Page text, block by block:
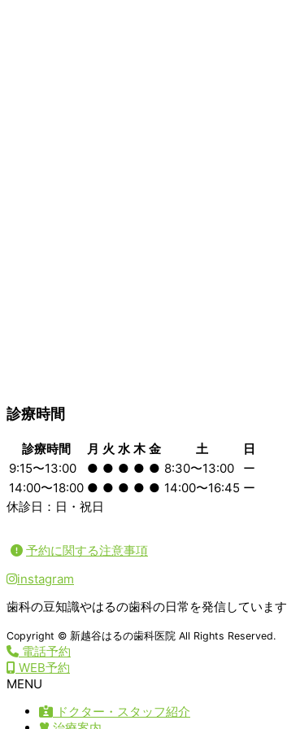
診療時間
診療時間 月 火 水 木 金 土
日
9:15〜13:00
● ● ● ● ● 8:30〜13:00
ー
14:00〜18:00 ● ● ● ● ● 14:00〜16:45 ー
休診日：日・祝日
予約に関する注意事項
instagram
歯科の豆知識やはるの歯科の日常を発信しています
Copyright © 新越谷はるの歯科医院 All Rights Reserved.
電話予約
WEB予約
MENU
ドクター・スタッフ紹介